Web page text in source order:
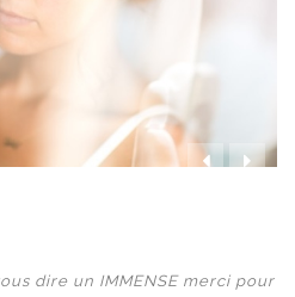
dire un IMMENSE merci pour